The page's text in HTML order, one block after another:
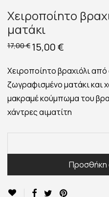
Χειροποίητο
ματάκι
17,00€ Original
price
17,00 €.
15,00€
είναι:
15,00 €.
Χειροποίητο βραχιόλι
ζωγραφισμένο ματάκι και
μακραμέ κούμπωμα του
χάντρες αιματίτη
Προσθήκη